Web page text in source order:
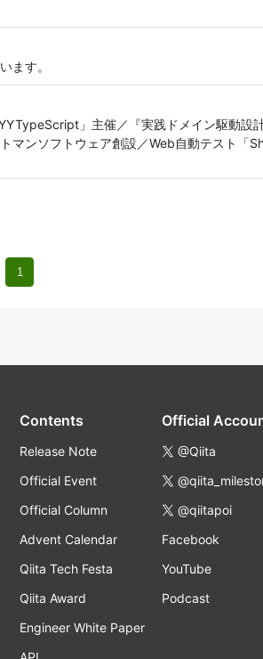
ます。
」主催／『実践ドメイン駆動設
マンソフトウェア創設／Web自動テスト「
1
Contents
Release Note
Official Event
Official Column
Advent Calendar
Qiita Tech Festa
Qiita Award
Engineer White Paper
Official
@Qiita
@qiitapoi
Facebook
YouTube
Podcast